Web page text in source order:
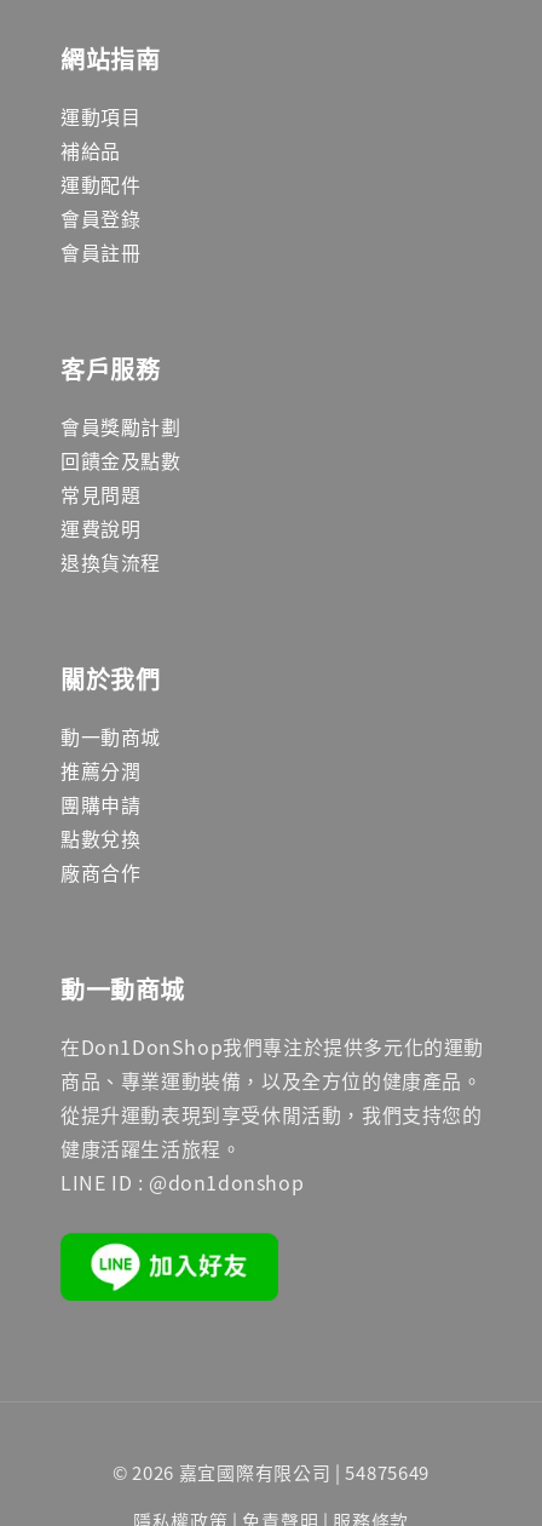
網站指南
運動項目
補給品
運動配件
會員登錄
會員註冊
客戶服務
會員獎勵計劃
回饋金及點數
常見問題
運費說明
退換貨流程
關於我們
動一動商城
推薦分潤
團購申請
點數兌換
廠商合作
動一動商城
在Don1DonShop我們專注於提供多元化的運動
商品、專業運動裝備，以及全方位的健康產品。
從提升運動表現到享受休閒活動，我們支持您的
健康活躍生活旅程。
LINE ID : @don1donshop
© 2026 嘉宜國際有限公司 | 54875649
隱私權政策 | 免責聲明 | 服務條款